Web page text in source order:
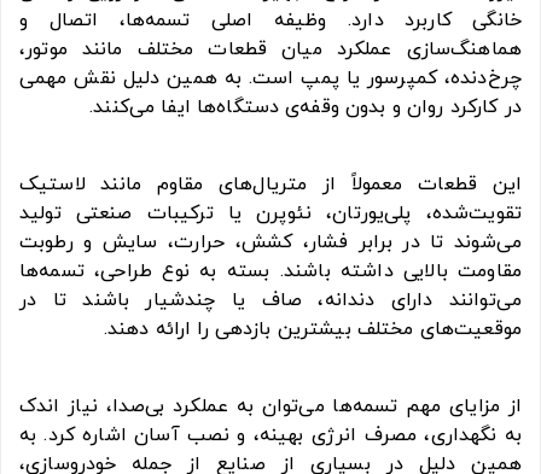
خانگی کاربرد دارد. وظیفه اصلی تسمه‌ها، اتصال و
هماهنگ‌سازی عملکرد میان قطعات مختلف مانند موتور،
چرخ‌دنده، کمپرسور یا پمپ است. به همین دلیل نقش مهمی
در کارکرد روان و بدون وقفه‌ی دستگاه‌ها ایفا می‌کنند.
این قطعات معمولاً از متریال‌های مقاوم مانند لاستیک
تقویت‌شده، پلی‌یورتان، نئوپرن یا ترکیبات صنعتی تولید
می‌شوند تا در برابر فشار، کشش، حرارت، سایش و رطوبت
مقاومت بالایی داشته باشند. بسته به نوع طراحی، تسمه‌ها
می‌توانند دارای دندانه، صاف یا چندشیار باشند تا در
موقعیت‌های مختلف بیشترین بازدهی را ارائه دهند.
از مزایای مهم تسمه‌ها می‌توان به عملکرد بی‌صدا، نیاز اندک
به نگهداری، مصرف انرژی بهینه، و نصب آسان اشاره کرد. به
همین دلیل در بسیاری از صنایع از جمله خودروسازی،